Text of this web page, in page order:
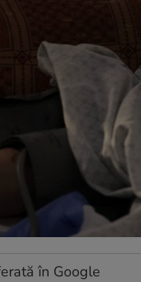
în Google